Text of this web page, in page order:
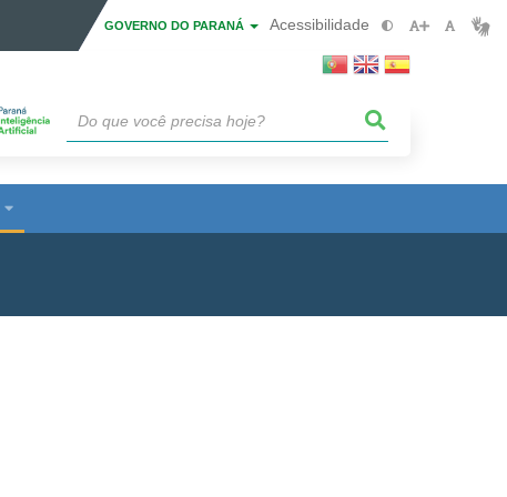
GOVERNO DO PARANÁ Acessibilidade